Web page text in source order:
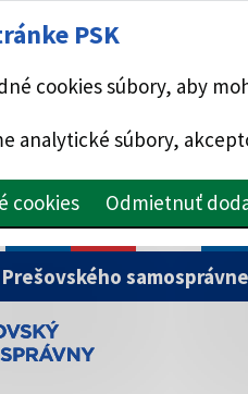
PSK
cookies súbory, aby
analytické súbory,
cookies Odmietnuť
Prešovského
oficiálna